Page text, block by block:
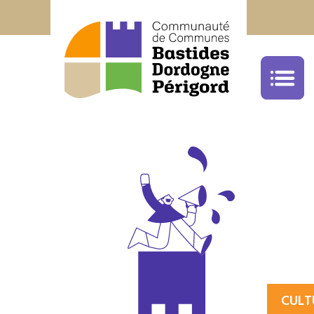
Office de Tourisme Bastides Dordogne
05.53.22.68.59
cliquez ici